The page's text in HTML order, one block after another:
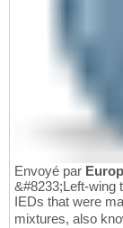
Envoyé par
&#8233;Left-wing
IEDs that were
mixtures, also